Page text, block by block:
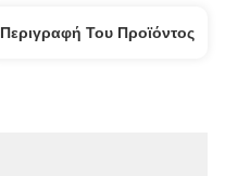
Περιγραφή Του Προϊόντος